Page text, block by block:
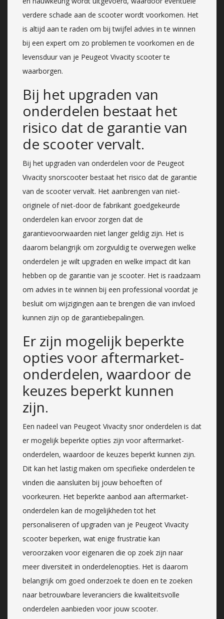
verdere schade aan de scooter wordt voorkomen. Het
is altijd aan te raden om bij twijfel advies in te winnen
bij een expert om zo problemen te voorkomen en de
levensduur van je Peugeot Vivacity scooter te
waarborgen.
Bij het upgraden van
onderdelen bestaat het
risico dat de garantie van
de scooter vervalt.
Bij het upgraden van onderdelen voor de Peugeot
Vivacity snorscooter bestaat het risico dat de garantie
van de scooter vervalt. Het aanbrengen van niet-
originele of niet-door de fabrikant goedgekeurde
onderdelen kan ervoor zorgen dat de
garantievoorwaarden niet langer geldig zijn. Het is
daarom belangrijk om zorgvuldig te overwegen welke
onderdelen je wilt upgraden en welke impact dit kan
hebben op de garantie van je scooter. Het is raadzaam
om advies in te winnen bij een professional voordat je
besluit om wijzigingen aan te brengen die van invloed
kunnen zijn op de garantiebepalingen.
Er zijn mogelijk beperkte
opties voor aftermarket-
onderdelen, waardoor de
keuzes beperkt kunnen
zijn.
Een nadeel van Peugeot Vivacity snor onderdelen is dat
er mogelijk beperkte opties zijn voor aftermarket-
onderdelen, waardoor de keuzes beperkt kunnen zijn.
Dit kan het lastig maken om specifieke onderdelen te
vinden die aansluiten bij jouw behoeften of
voorkeuren. Het beperkte aanbod aan aftermarket-
onderdelen kan de mogelijkheden tot het
personaliseren of upgraden van je Peugeot Vivacity
scooter beperken, wat enige frustratie kan
veroorzaken voor eigenaren die op zoek zijn naar
meer diversiteit in onderdelenopties. Het is daarom
belangrijk om goed onderzoek te doen en te zoeken
naar betrouwbare leveranciers die kwaliteitsvolle
onderdelen aanbieden voor jouw scooter.